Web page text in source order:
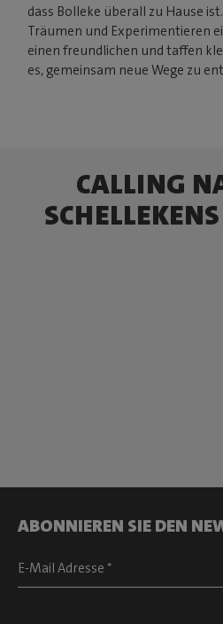
dass Bolleke überall zu Hause
Träumen und Experimentieren
einen freundlichen und taffen
es, gemeinsam neue Wege zu
CALLING
ABONNIEREN SIE DEN